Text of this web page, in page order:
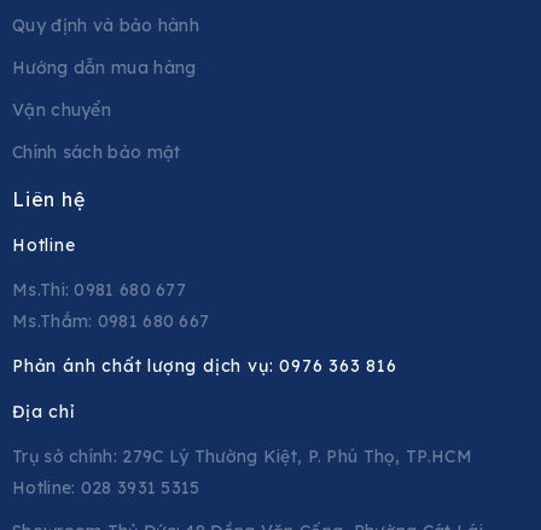
Quy định và bảo hành
Hướng dẫn mua hàng
Vận chuyển
Chính sách bảo mật
Liên hệ
Hotline
Ms.Thi: 0981 680 677
Ms.Thắm: 0981 680 667
Phản ánh chất lượng dịch vụ:0976 363 816
Địa chỉ
Trụ sở chính: 279C Lý Thường Kiệt, P. Phú Thọ, TP.HCM
Hotline: 028 3931 5315